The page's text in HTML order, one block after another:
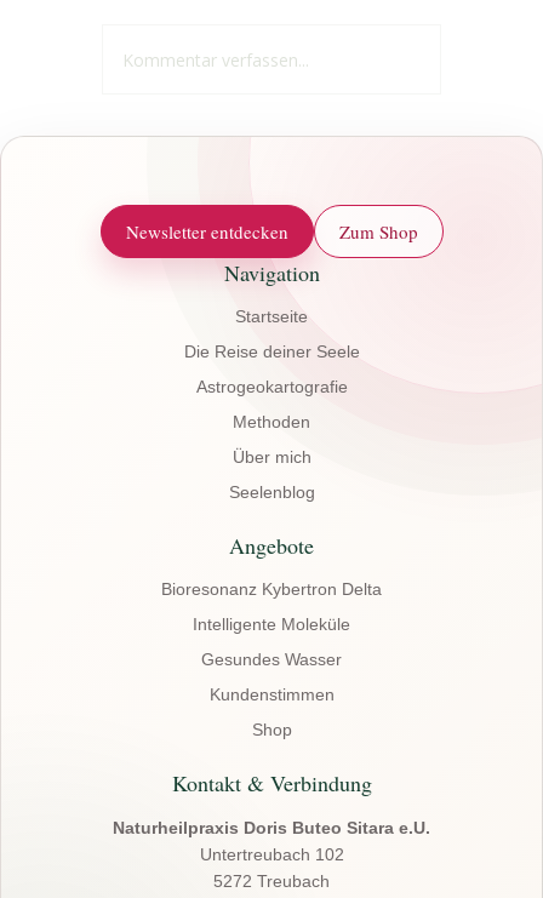
Manche
Termin
Kommentar verfassen...
Newsletter entdecken Zum Shop
Navigation
Startseite
Die Reise deiner Seele
Astrogeokartografie
Methoden
Über mich
Seelenblog
Angebote
Bioresonanz Kybertron Delta
Intelligente Moleküle
Gesundes Wasser
Kundenstimmen
Shop
Kontakt & Verbindung
Naturheilpraxis Doris Buteo Sitara e.U.
Untertreubach 102
5272 Treubach